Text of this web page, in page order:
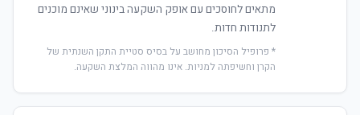
מתאים לחוסכים עם אופק השקעה בינוני שאינם מוכנים
לתנודות חדות.
* פרופיל הסיכון מחושב על בסיס סטיית התקן השנתית של
הקרן וחשיפתה למניות. אינו מהווה המלצת השקעה.